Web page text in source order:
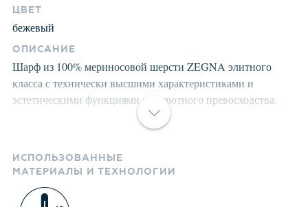
ЦВЕТ
бежевый
ОПИСАНИЕ
Шарф из 100% мериносовой шерсти ZEGNA элитного
класса с технически высшими характеристиками и
эстетическими функциями абсолютного превосходства.
Это идеальный синтез между ремесленной мудростью и
технологическим исследованием. Все изделия проходят
специальными составами и паром для улучшения
предварительной обработки приобретает лёгкость,
ИСПОЛЬЗОВАННЫЕ
МАТЕРИАЛЫ И ТЕХНОЛОГИИ